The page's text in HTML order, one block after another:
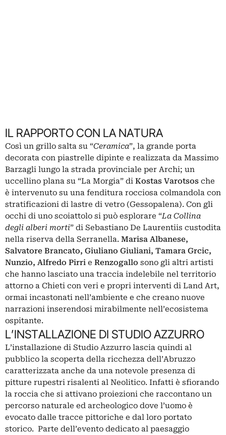
IL RAPPORTO CON LA NATURA
Così un grillo salta su “Ceramica”, la grande porta
decorata con piastrelle dipinte e realizzata da Massimo
Barzagli lungo la strada provinciale per Archi; un
uccellino plana su “La Morgia” di Kostas Varotsos che
è intervenuto su una fenditura rocciosa colmandola con
stratificazioni di lastre di vetro (Gessopalena). Con gli
occhi di uno scoiattolo si può esplorare “La Collina
degli alberi morti” di Sebastiano De Laurentiis custodita
nella riserva della Serranella. Marisa Albanese,
Salvatore Brancato, Giuliano Giuliani, Tamara Grcic,
Nunzio, Alfredo Pirri e Renzogallo sono gli altri artisti
che hanno lasciato una traccia indelebile nel territorio
attorno a Chieti con veri e propri interventi di Land Art,
ormai incastonati nell’ambiente e che creano nuove
narrazioni inserendosi mirabilmente nell’ecosistema
ospitante.
L’INSTALLAZIONE DI STUDIO AZZURRO
L’installazione di Studio Azzurro lascia quindi al
pubblico la scoperta della ricchezza dell’Abruzzo
caratterizzata anche da una notevole presenza di
pitture rupestri risalenti al Neolitico. Infatti è sfiorando
la roccia che si attivano proiezioni che raccontano un
percorso naturale ed archeologico dove l’uomo è
evocato dalle tracce pittoriche e dal loro portato
storico. Parte dell’evento dedicato al paesaggio